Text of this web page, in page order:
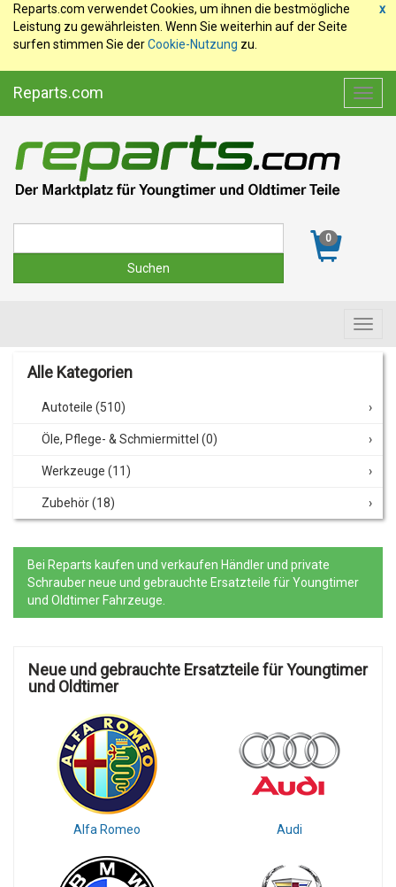
x
Reparts.com verwendet Cookies, um ihnen die bestmögliche
Leistung zu gewährleisten. Wenn Sie weiterhin auf der Seite
surfen stimmen Sie derCookie-Nutzung zu.
Reparts.com
0
Alle Kategorien
Autoteile (510)
Öle, Pflege- & Schmiermittel (0)
Werkzeuge (11)
Zubehör(18)
Bei Reparts kaufen und verkaufen Händler und private
Schrauber neue und gebrauchte Ersatzteile für Youngtimer
und Oldtimer Fahrzeuge.
Neue und gebrauchte Ersatzteile für Youngtimer
und Oldtimer
Alfa Romeo Audi